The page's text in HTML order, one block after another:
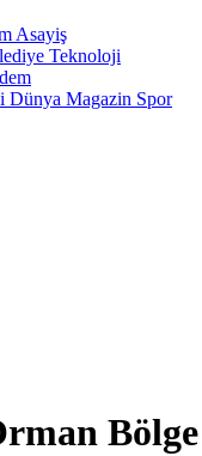
Asayiş
Teknoloji
Dünya Magazin Spor